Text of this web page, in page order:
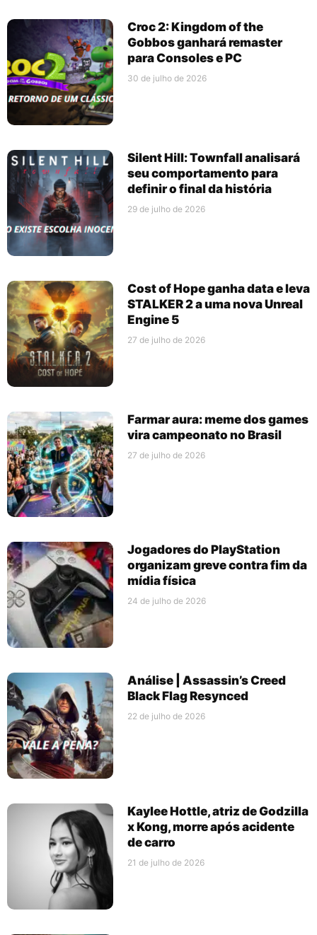
Croc 2: Kingdom of the
Gobbos ganhará remaster
para Consoles e PC
30 de julho de 2026
Silent Hill: Townfall analisará
seu comportamento para
definir o final da história
29 de julho de 2026
Cost of Hope ganha data e leva
STALKER 2 a uma nova Unreal
Engine 5
27 de julho de 2026
Farmar aura: meme dos games
vira campeonato no Brasil
27 de julho de 2026
Jogadores do PlayStation
organizam greve contra fim da
mídia física
24 de julho de 2026
Análise | Assassin’s Creed
Black Flag Resynced
22 de julho de 2026
Kaylee Hottle, atriz de Godzilla
x Kong, morre após acidente
de carro
21 de julho de 2026